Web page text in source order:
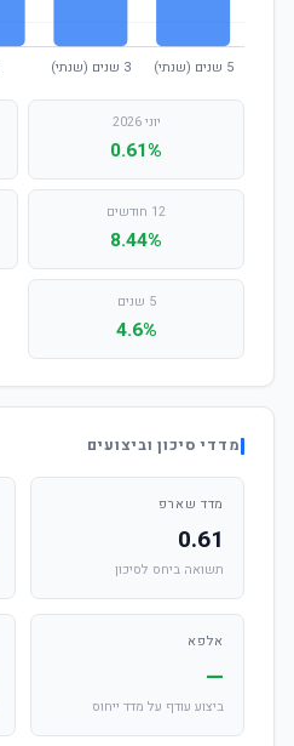
יוני 2026
0.61%
12 חודשים
8.44%
5 שנים
4.6%
מדדי סיכון וביצועים
מדד שארפ
0.61
תשואה ביחס לסיכון
אלפא
—
ביצוע עודף על מדד ייחוס